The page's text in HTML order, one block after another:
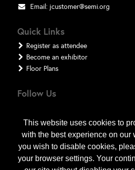
This website uses cookies to
with the best experience on our
you wish to disable cookies,
your browser settings. Your
Email: jcustomer@semi.org
Quick Links
Register as attendee
Become an exhibitor
Floor Plans
Follow Us